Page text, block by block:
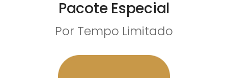
Pacote Especial
Por Tempo Limitado